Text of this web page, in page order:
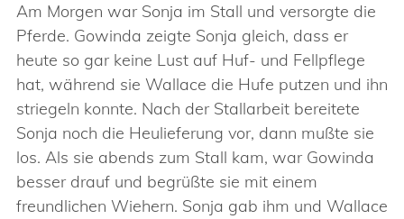
Am Morgen war Sonja im Stall und versorgte die
Pferde. Gowinda zeigte Sonja gleich, dass er
heute so gar keine Lust auf Huf- und Fellpflege
hat, während sie Wallace die Hufe putzen und ihn
striegeln konnte. Nach der Stallarbeit bereitete
Sonja noch die Heulieferung vor, dann mußte sie
los. Als sie abends zum Stall kam, war Gowinda
besser drauf und begrüßte sie mit einem
freundlichen Wiehern. Sonja gab ihm und Wallace